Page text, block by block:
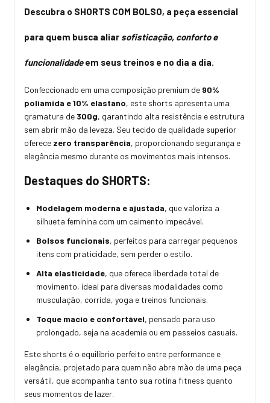
Descubra o SHORTS COM BOLSO, a peça essencial
para quem busca aliar sofisticação, conforto e
funcionalidadeem seus treinos e no dia a dia.
Confeccionado em uma composição premium de 90%
poliamida e 10% elastano, este shorts apresenta uma
gramatura de 300g, garantindo alta resistência e estrutura
sem abrir mão da leveza. Seu tecido de qualidade superior
oferece zero transparência, proporcionando segurança e
elegância mesmo durante os movimentos mais intensos.
Destaques do SHORTS:
Modelagem moderna e ajustada, que valoriza a
silhueta feminina com um caimento impecável.
Bolsos funcionais, perfeitos para carregar pequenos
itens com praticidade, sem perder o estilo.
Alta elasticidade, que oferece liberdade total de
movimento, ideal para diversas modalidades como
musculação, corrida, yoga e treinos funcionais.
Toque macio e confortável, pensado para uso
prolongado, seja na academia ou em passeios casuais.
Este shorts é o equilíbrio perfeito entre performance e
elegância, projetado para quem não abre mão de uma peça
versátil, que acompanha tanto sua rotina fitness quanto
seus momentos de lazer.